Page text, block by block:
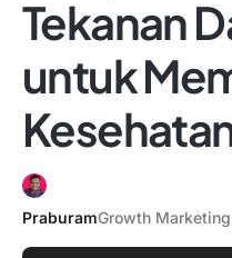
Tekanan
untuk
PraburamGrowth